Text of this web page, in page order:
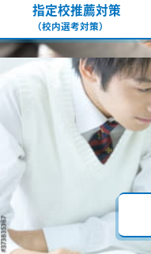
指定校推薦対策
（校内選考対策）